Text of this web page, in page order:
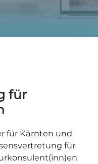
für
für Kärnten und
für